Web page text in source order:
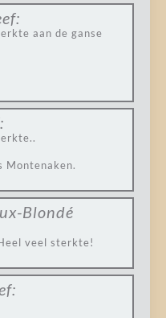
aan de ganse
Montenaken.
Blondé
veel sterkte!